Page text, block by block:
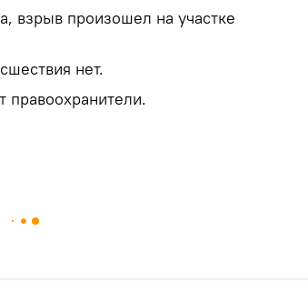
взрыв произошел на участке
нет.
правоохранители.